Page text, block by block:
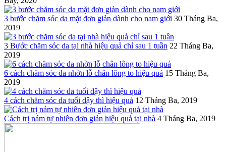
3 bước chăm sóc da mặt đơn giản dành cho nam giới 30 Tháng Ba,
2019
3 Bước chăm sóc da tại nhà hiệu quả chỉ sau 1 tuần 22 Tháng Ba,
2019
6 cách chăm sóc da nhờn lỗ chân lông to hiệu quả 15 Tháng Ba,
2019
4 cách chăm sóc da tuổi dậy thì hiệu quả 12 Tháng Ba, 2019
Cách trị nám tự nhiên đơn giản hiệu quả tại nhà 4 Tháng Ba, 2019